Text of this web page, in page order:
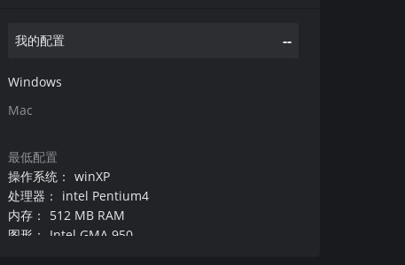
我的配置 --
Windows
Mac
最低配置
操作系统 ： winXP
处理器 ：
intel Pentium4
内存 ：
512 MB RAM
图形 ：
Intel GMA 950